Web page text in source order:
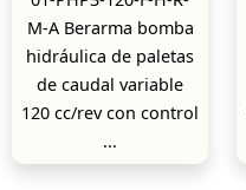
M-A Berarma bomba
hidráulica de paletas
de caudal variable
120 cc/rev con control
...